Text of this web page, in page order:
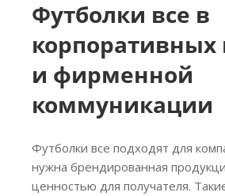
Футболки все в
корпоративных
и фирменной
коммуникации
Футболки все подходят для
нужна брендированная
ценностью для получателя.